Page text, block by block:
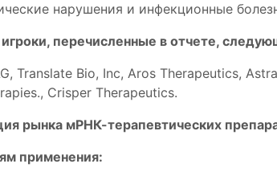
нарушения и инфекционные
перечисленные в отчете,
Translate Bio, Inc, Aros Therapeutics,
Crisper Therapeutics.
рынка мРНК-терапевтических
применения: